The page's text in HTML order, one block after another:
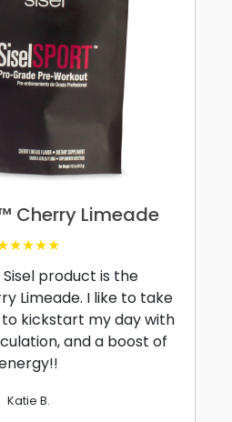
Cherry Limeade
product is the
Limeade. I like to take
kickstart my day with
and a boost of
Katie B.